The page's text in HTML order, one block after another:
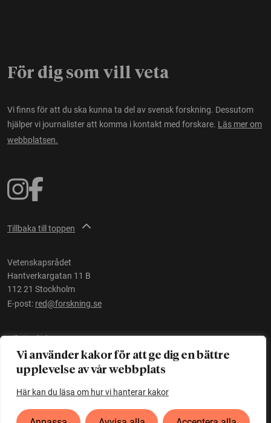
Vi använder kakor för att ge dig en bättre
upplevelse av vår webbplats
Här kan du läsa om hur vi hanterar kakor
För dig som vill veta
Vi finns för att du ska kunna ta del av svensk forskning. Dessutom
hjälper vi journalister att komma i kontakt med forskare. Läs mer om
webbplatsen.
Tillbaka till toppen
Vetenskapsrådet
Hantverkargatan 11 B
112 21 Stockholm
E-post: red@forskning.se
Tillgänglighet
Ett initiativ avVetenskapsrådet